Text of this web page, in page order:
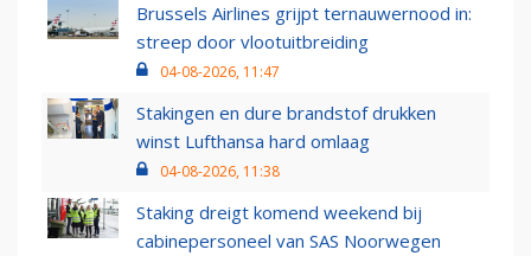
Brussels Airlines grijpt ternauwernood in:
streep door vlootuitbreiding
04-08-2026, 11:47
Stakingen en dure brandstof drukken
winst Lufthansa hard omlaag
04-08-2026, 11:38
Staking dreigt komend weekend bij
cabinepersoneel van SAS Noorwegen